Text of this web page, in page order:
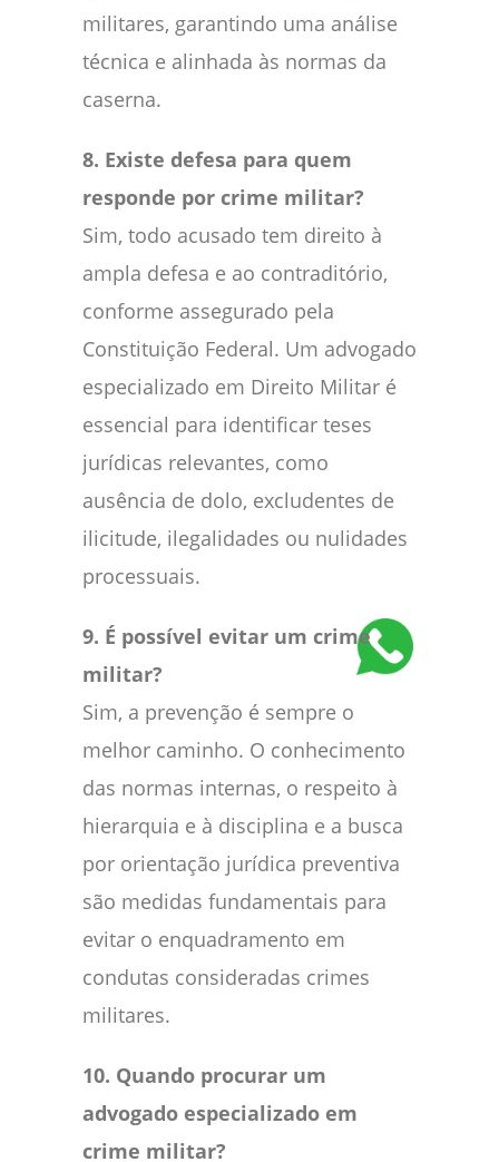
militares, garantindo uma análise
técnica e alinhada às normas da
caserna.
8. Existe defesa para quem
responde por crime militar?
Sim, todo acusado tem direito à
ampla defesa e ao contraditório,
conforme assegurado pela
Constituição Federal. Um advogado
especializado em Direito Militar é
essencial para identificar teses
jurídicas relevantes, como
ausência de dolo, excludentes de
ilicitude, ilegalidades ou nulidades
processuais.
9. É possível evitar um crime
militar?
Sim, a prevenção é sempre o
melhor caminho. O conhecimento
das normas internas, o respeito à
hierarquia e à disciplina e a busca
por orientação jurídica preventiva
são medidas fundamentais para
evitar o enquadramento em
condutas consideradas crimes
militares.
10. Quando procurar um
advogado especializado em
crime militar?